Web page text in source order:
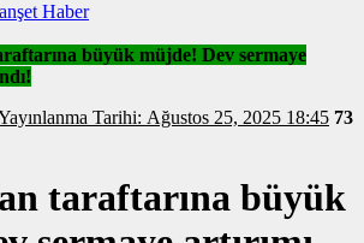
Haber
büyük müjde! Dev sermaye
Yayınlanma Tarihi: Ağustos 25, 2025 18:45 73
taraftarına büyük